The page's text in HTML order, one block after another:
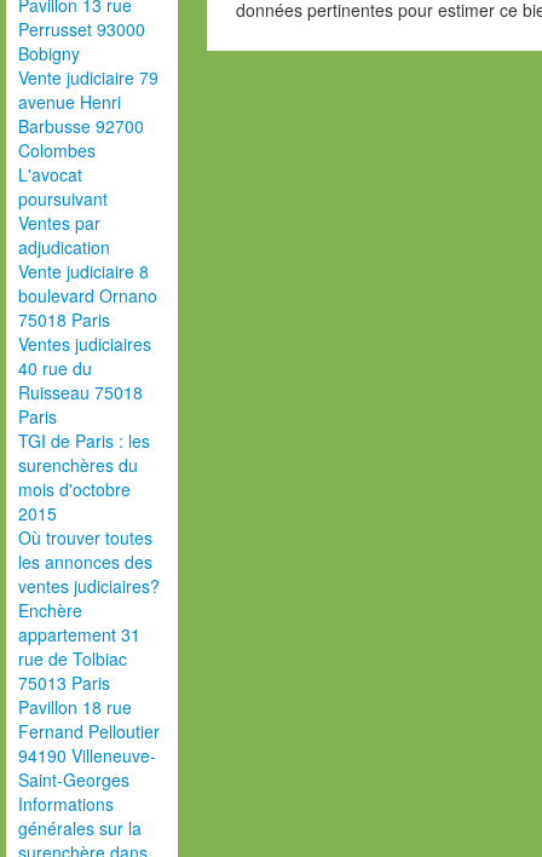
Pavillon 13 rue
Perrusset 93000
Bobigny
Vente judiciaire 79
avenue Henri
Barbusse 92700
Colombes
L'avocat
poursuivant
Ventes par
adjudication
Vente judiciaire 8
boulevard Ornano
75018 Paris
Ventes judiciaires
40 rue du
Ruisseau 75018
Paris
TGI de Paris : les
surenchères du
mois d'octobre
2015
Où trouver toutes
les annonces des
ventes judiciaires?
Enchère
appartement 31
rue de Tolbiac
75013 Paris
Pavillon 18 rue
Fernand Pelloutier
94190 Villeneuve-
Saint-Georges
Informations
générales sur la
surenchère dans
données pertinentes pour estimer ce